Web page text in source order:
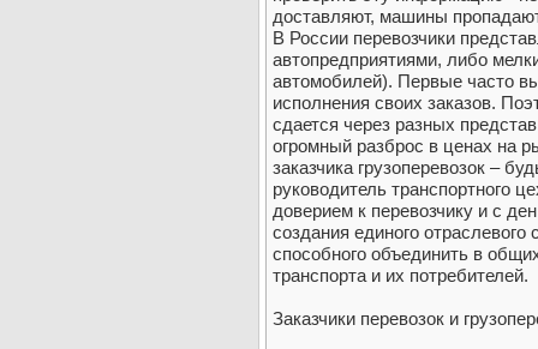
доставляют, машины
В России перевозчики
автопредприятиями, либо
автомобилей). Первые часто
исполнения своих заказов.
сдается через разных
огромный разброс в ценах на
заказчика грузоперевозок –
руководитель транспортного
доверием к перевозчику и с
создания единого
способного объединить в
транспорта и их потребителей.
Заказчики перевозок и